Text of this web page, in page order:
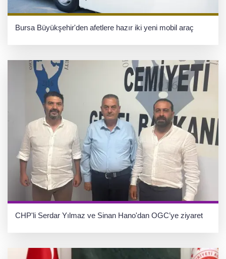
Bursa Büyükşehir'den afetlere hazır iki yeni mobil araç
CHP'li Serdar Yılmaz ve Sinan Hano'dan OGC’ye ziyaret